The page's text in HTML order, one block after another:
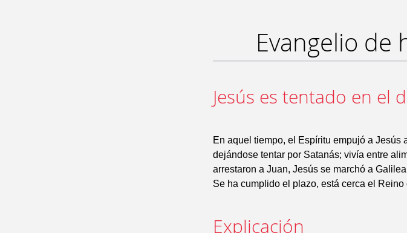
Evangelio de
Jesús es tentado en el
En aquel tiempo, el Espíritu empujó a Jesús
dejándose tentar por Satanás; vivía entre
arrestaron a Juan, Jesús se marchó a
Se ha cumplido el plazo, está cerca el
Explicación